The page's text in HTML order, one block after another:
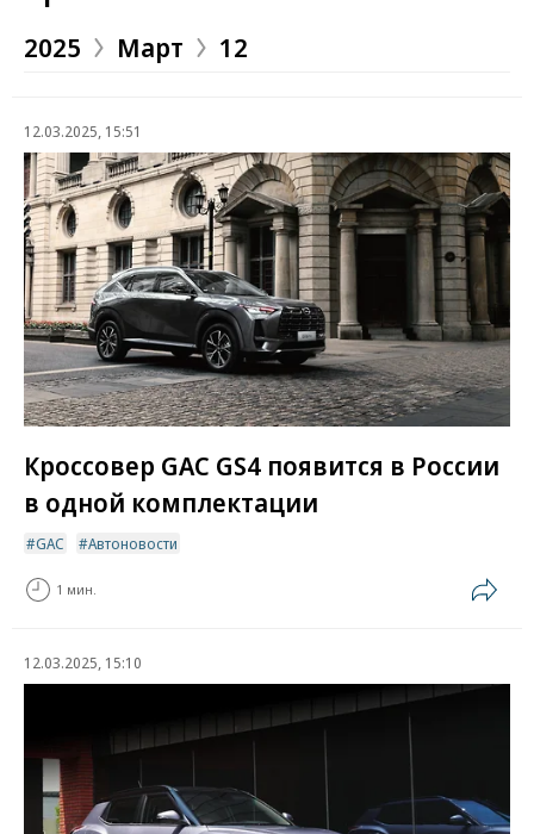
2025 Март 12
12.03.2025, 15:51
Кроссовер GAC GS4 появится в России
в одной комплектации
GAC Автоновости
1 мин.
12.03.2025, 15:10